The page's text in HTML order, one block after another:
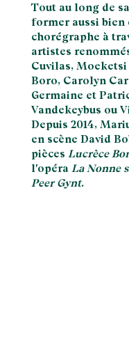
Tout au long de
former aussi bien
chorégraphe à
artistes
Cuvilas, Moeketsi
Boro, Carolyn
Germaine et
Vandekeybus ou
Depuis 2014,
en scène David
pièces Lucrèce
l'opéra La Nonne
Peer Gynt.